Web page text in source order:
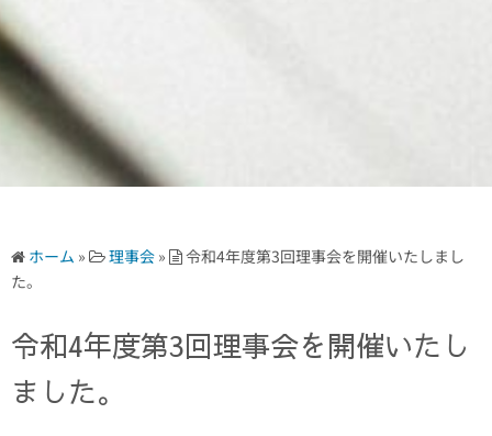
ホーム » 理事会 »
令和4年度第3回理事会を開催いたしまし
た。
令和4年度第3回理事会を開催いたし
ました。